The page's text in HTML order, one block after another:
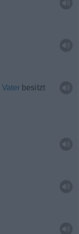
Vaterbesitzt